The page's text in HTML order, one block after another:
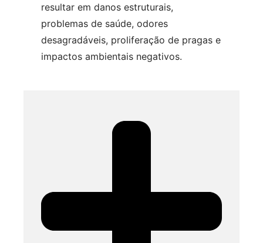
resultar em danos estruturais,
problemas de saúde, odores
desagradáveis, proliferação de pragas e
impactos ambientais negativos.